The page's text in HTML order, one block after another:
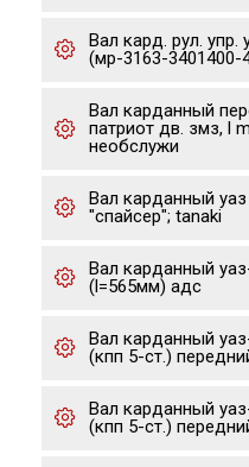
Вал кард. рул. упр.
(мр-3163-3401400-
Вал карданный
патриот дв. змз, l
необслужи
Вал карданный
"спайсер"; tanaki
Вал карданный
(l=565мм) адс
Вал карданный
(кпп 5-ст.)
Вал карданный
(кпп 5-ст.)